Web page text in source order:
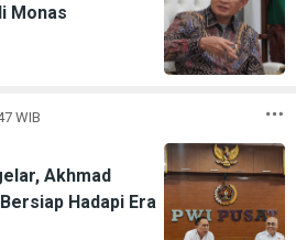
Monas
WIB
Akhmad
Hadapi Era